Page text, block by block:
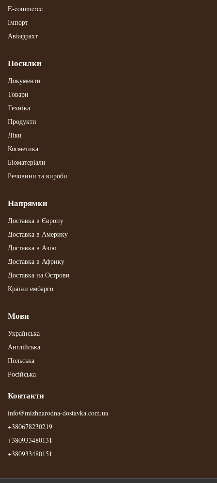
E-commerce
Імпорт
Авіафрахт
Посилки
Документи
Товари
Техніка
Продукти
Ліки
Косметика
Біоматеріали
Речовини та вироби
Напрямки
Доставка в Європу
Доставка в Америку
Доставка в Азію
Доставка в Африку
Доставка на Острови
Країни ембарго
Мови
Українська
Англійська
Польська
Російська
Контакти
info@mizhnarodna-dostavka.com.ua
+380678230219
+380933480131
+380933480151